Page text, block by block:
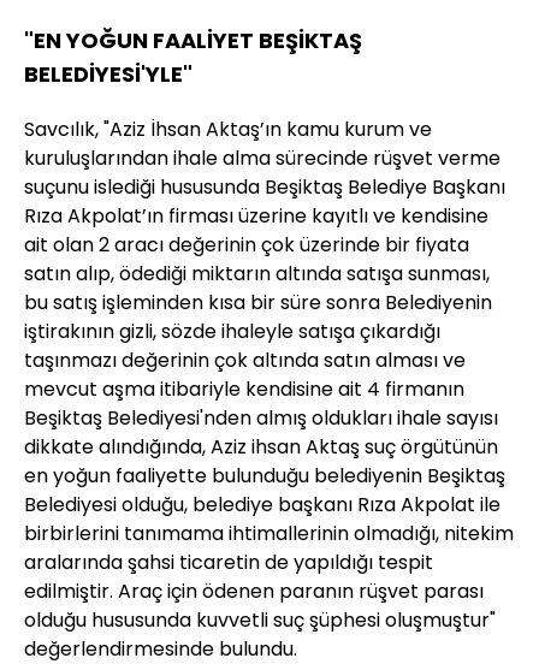
"EN YOĞUN FAALİYET BEŞİKTAŞ
BELEDİYESİ'YLE"
Savcılık, "Aziz İhsan Aktaş’ın kamu kurum ve
kuruluşlarından ihale alma sürecinde rüşvet verme
suçunu islediği hususunda Beşiktaş Belediye Başkanı
Rıza Akpolat’ın firması üzerine kayıtlı ve kendisine
ait olan 2 aracı değerinin çok üzerinde bir fiyata
satın alıp, ödediği miktarın altında satışa sunması,
bu satış işleminden kısa bir süre sonra Belediyenin
iştirakının gizli, sözde ihaleyle satışa çıkardığı
taşınmazı değerinin çok altında satın alması ve
mevcut aşma itibariyle kendisine ait 4 firmanın
Beşiktaş Belediyesi'nden almış oldukları ihale sayısı
dikkate alındığında, Aziz ihsan Aktaş suç örgütünün
en yoğun faaliyette bulunduğu belediyenin Beşiktaş
Belediyesi olduğu, belediye başkanı Rıza Akpolat ile
birbirlerini tanımama ihtimallerinin olmadığı, nitekim
aralarında şahsi ticaretin de yapıldığı tespit
edilmiştir. Araç için ödenen paranın rüşvet parası
olduğu hususunda kuvvetli suç şüphesi oluşmuştur"
değerlendirmesinde bulundu.